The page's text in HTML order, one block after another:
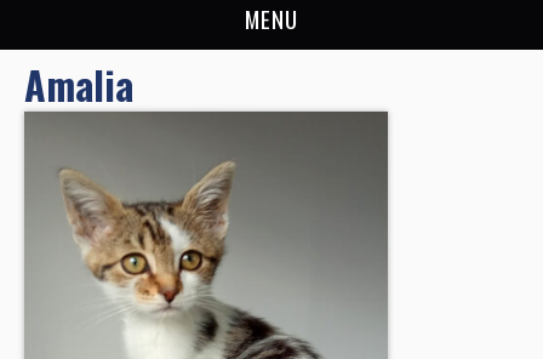
MENU
L’ÉCOLE DU CHAT
ADOPTER
NOUS AIDER
Amalia